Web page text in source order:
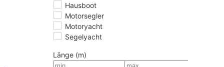
Hausboot
Motorsegler
Motoryacht
Segelyacht
Länge (m)